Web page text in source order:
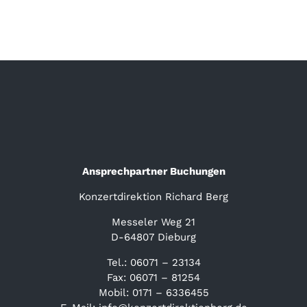
Ansprechpartner Buchungen
Konzertdirektion Richard Berg
Messeler Weg 21
D-64807 Dieburg
Tel.: 06071 – 23134
Fax: 06071 – 81254
Mobil: 0171 – 6336455